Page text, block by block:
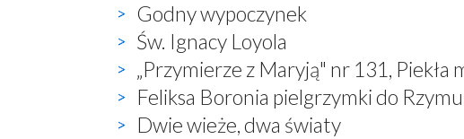
Godny wypoczynek
Św. Ignacy Loyola
„Przymierze z Maryją" nr 131, Piekła
Feliksa Boronia pielgrzymki do
Dwie wieże, dwa światy